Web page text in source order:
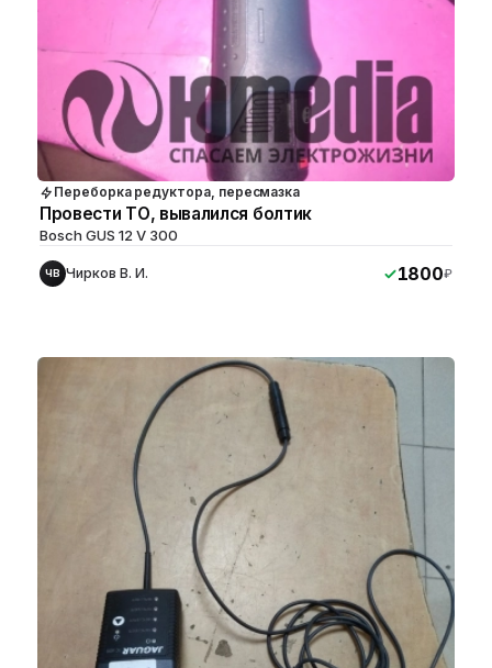
Переборка редуктора, пересмазка
Провести ТО, вывалился болтик
Bosch GUS 12 V 300
ЧВ Чирков В. И. 1800₽